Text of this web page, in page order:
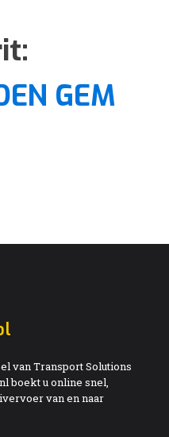
GEM
van Transport Solutions
boekt u online snel,
van en naar